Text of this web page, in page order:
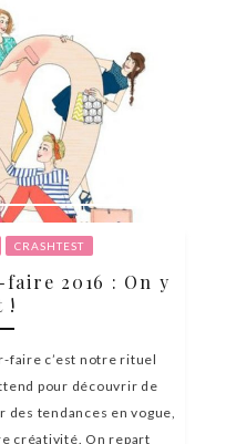
CRASHTEST
2016 : On y
!
faire c’est notre rituel
pour découvrir de
tendances en vogue,
créativité. On repart